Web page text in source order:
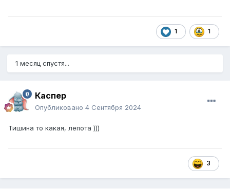
1 1
1 месяц спустя...
Каспер
Опубликовано 4 Сентября 2024
Тишина то какая, лепота )))
3